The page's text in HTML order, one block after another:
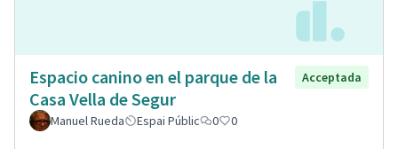
Espacio canino en el parque de la
Casa Vella de Segur
Acceptada
Manuel Rueda Espai Públic 0 0